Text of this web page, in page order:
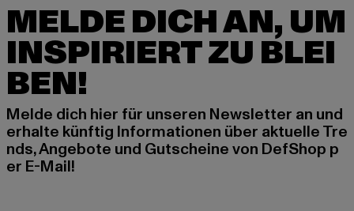
MELDE DICH AN, UM
INSPIRIERT ZU BLEI
BEN!
Melde dich hier für unseren Newsletter an und
erhalte künftig Informationen über aktuelle Tre
nds, Angebote und Gutscheine von DefShop p
er E-Mail!